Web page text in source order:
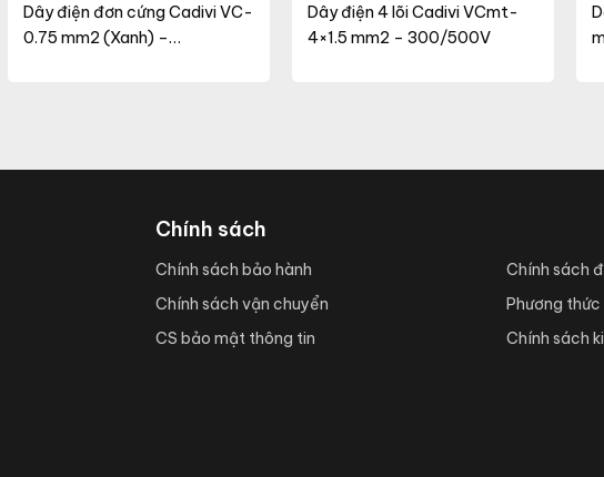
Dây điện đơn cứng Cadivi VC-
0.75 mm2 (Xanh) –
Dây điện 4 lõi Cadivi VCmt-
4×1.5 mm2 – 300/500V
Chính sách
Chính sách bảo hành
Chính sách vận chuyển
CS bảo mật thông tin
Chính sách
Phương
Chính sách